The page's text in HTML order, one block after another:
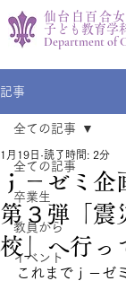
仙台白百合
子ども教育学
Department of
記事
全ての記事
卒業生
教員から
イベント
全ての記事
ｊ－ゼミ
第３弾「震
校」へ行っ
1月19日 読了時間: 2分
これまでｊ－ゼ